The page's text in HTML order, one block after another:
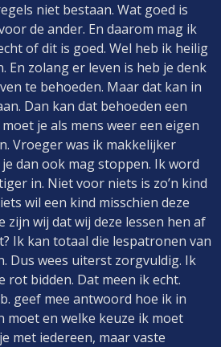
niet bestaan. Wat goed is
de ander. En daarom mag ik
of dit is goed. Wel heb ik heilig
En zolang er leven is heb je denk
te behoeden. Maar dat kan in
Dan kan dat behoeden een
je als mens weer een eigen
Vroeger was ik makkelijker
dan ook mag stoppen. Ik word
in. Niet voor niets is zo’n kind
wil een kind misschien deze
zijn wij dat wij deze lessen hen af
Ik kan totaal die lespatronen van
Dus wees uiterst zorgvuldig. Ik
rot bidden. Dat meen ik echt.
geef mee antwoord hoe ik in
moet en welke keuze ik moet
met iedereen, maar vaste